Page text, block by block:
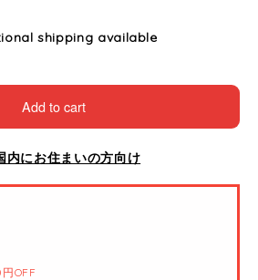
shipping available
Add to cart
内にお住まいの方向け
OFF